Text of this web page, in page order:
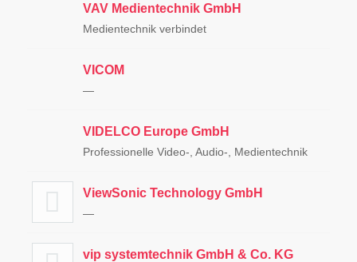
VAV Medientechnik GmbH
Medientechnik verbindet
VICOM
—
VIDELCO Europe GmbH
Professionelle Video-, Audio-, Medientechnik
ViewSonic Technology GmbH
—
vip systemtechnik GmbH & Co. KG